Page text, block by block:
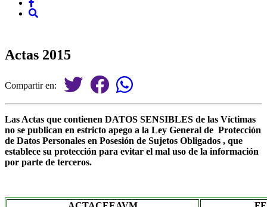
Actas 2015
Compartir en:
Las Actas que contienen DATOS SENSIBLES de las Víctimas
no se publican en estricto apego a la Ley General de Protección
de Datos Personales en Posesión de Sujetos Obligados , que
establece su protección para evitar el mal uso de la información
por parte de terceros.